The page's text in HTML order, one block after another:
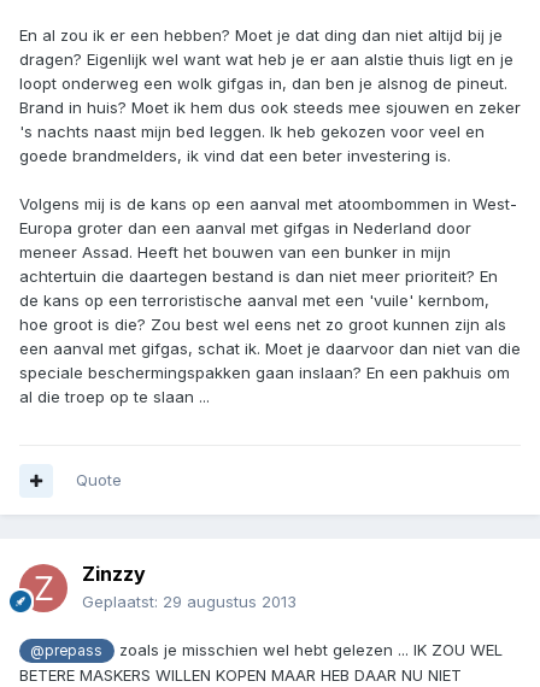
En al zou ik er een hebben? Moet je dat ding dan niet altijd bij je
dragen? Eigenlijk wel want wat heb je er aan alstie thuis ligt en je
loopt onderweg een wolk gifgas in, dan ben je alsnog de pineut.
Brand in huis? Moet ik hem dus ook steeds mee sjouwen en zeker
's nachts naast mijn bed leggen. Ik heb gekozen voor veel en
goede brandmelders, ik vind dat een beter investering is.
Volgens mij is de kans op een aanval met atoombommen in West-
Europa groter dan een aanval met gifgas in Nederland door
meneer Assad. Heeft het bouwen van een bunker in mijn
achtertuin die daartegen bestand is dan niet meer prioriteit? En
de kans op een terroristische aanval met een 'vuile' kernbom,
hoe groot is die? Zou best wel eens net zo groot kunnen zijn als
een aanval met gifgas, schat ik. Moet je daarvoor dan niet van die
speciale beschermingspakken gaan inslaan? En een pakhuis om
al die troep op te slaan ...
Quote
Zinzzy
Geplaatst: 29 augustus 2013
@prepass
zoals je misschien wel hebt gelezen ... IK ZOU WEL
BETERE MASKERS WILLEN KOPEN MAAR HEB DAAR NU NIET